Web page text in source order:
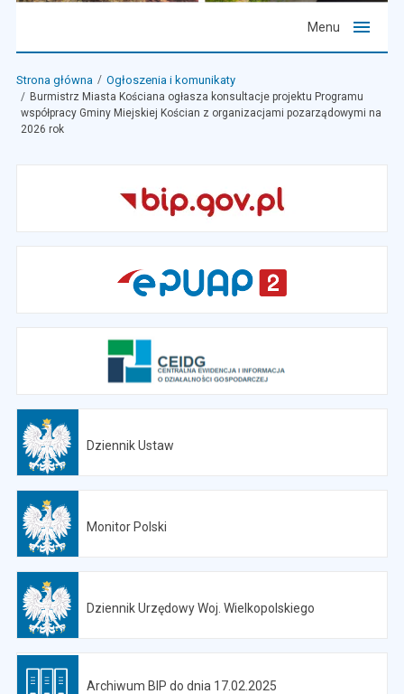
Menu
Strona główna Ogłoszenia i komunikaty
Burmistrz Miasta Kościana ogłasza konsultacje projektu Programu
współpracy Gminy Miejskiej Kościan z organizacjami pozarządowymi na
2026 rok
Dziennik Ustaw
Monitor Polski
Dziennik Urzędowy Woj. Wielkopolskiego
Archiwum BIP do dnia 17.02.2025